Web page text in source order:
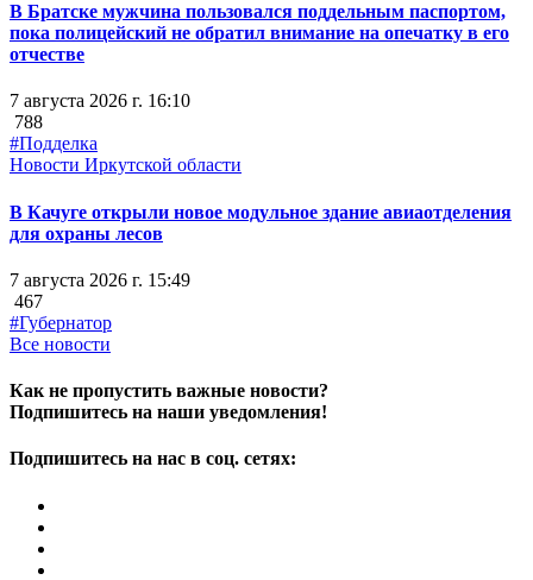
В Братске мужчина пользовался поддельным паспортом,
пока полицейский не обратил внимание на опечатку в его
отчестве
7 августа 2026 г. 16:10
788
#Подделка
Новости Иркутской области
В Качуге открыли новое модульное здание авиаотделения
для охраны лесов
7 августа 2026 г. 15:49
467
#Губернатор
Все новости
Как не пропустить важные новости?
Подпишитесь на наши уведомления!
Подпишитесь на нас в соц. сетях: